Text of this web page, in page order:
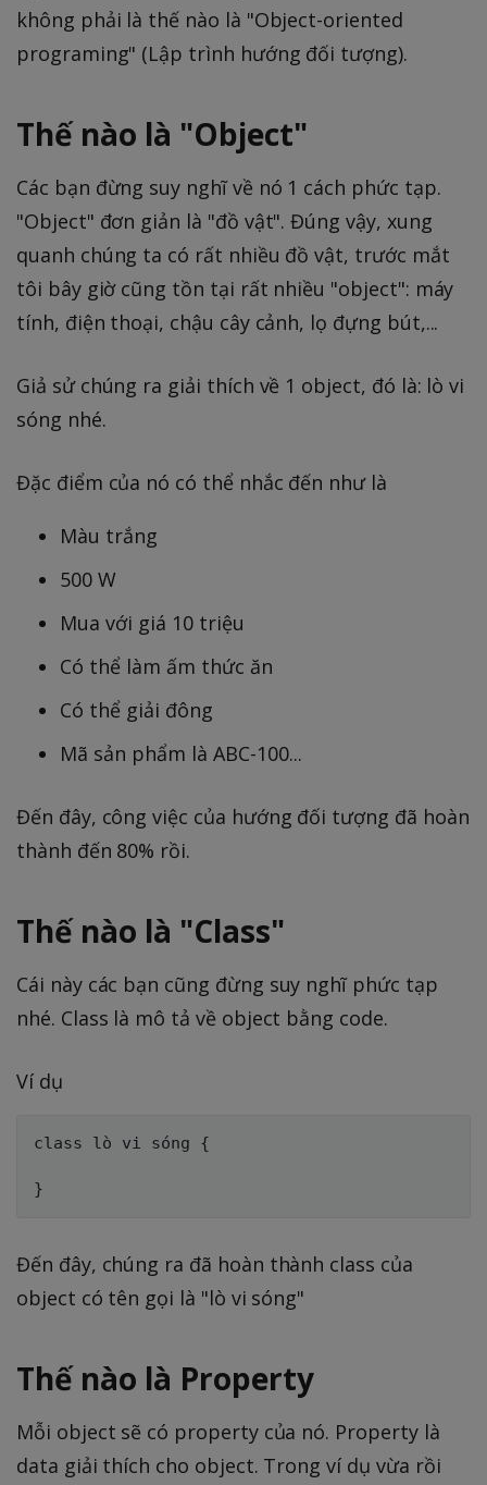
không phải là thế nào là "Object-oriented
programing" (Lập trình hướng đối tượng).
Thế nào là "Object"
Các bạn đừng suy nghĩ về nó 1 cách phức tạp.
"Object" đơn giản là "đồ vật". Đúng vậy, xung
quanh chúng ta có rất nhiều đồ vật, trước mắt
tôi bây giờ cũng tồn tại rất nhiều "object": máy
tính, điện thoại, chậu cây cảnh, lọ đựng bút,...
Giả sử chúng ra giải thích về 1 object, đó là: lò vi
sóng nhé.
Đặc điểm của nó có thể nhắc đến như là
Màu trắng
500 W
Mua với giá 10 triệu
Có thể làm ấm thức ăn
Có thể giải đông
Mã sản phẩm là ABC-100...
Đến đây, công việc của hướng đối tượng đã hoàn
thành đến 80% rồi.
Thế nào là "Class"
Cái này các bạn cũng đừng suy nghĩ phức tạp
nhé. Class là mô tả về object bằng code.
Ví dụ
class lò vi sóng {
Đến đây, chúng ra đã hoàn thành class của
object có tên gọi là "lò vi sóng"
Thế nào là Property
Mỗi object sẽ có property của nó. Property là
data giải thích cho object. Trong ví dụ vừa rồi